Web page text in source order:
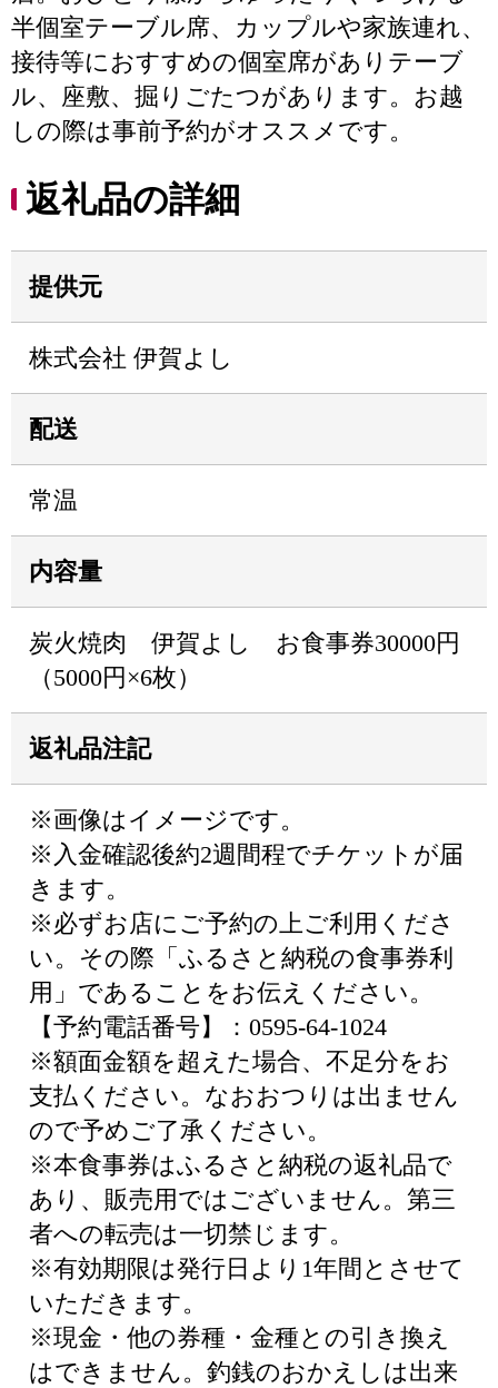
半個室テーブル席、カップルや家族連れ、
接待等におすすめの個室席がありテーブ
ル、座敷、掘りごたつがあります。お越
しの際は事前予約がオススメです。
返礼品の詳細
提供元
株式会社 伊賀よし
配送
常温
内容量
炭火焼肉 伊賀よし お食事券30000円
（5000円×6枚）
返礼品注記
※画像はイメージです。
※入金確認後約2週間程でチケットが届
きます。
※必ずお店にご予約の上ご利用くださ
い。その際「ふるさと納税の食事券利
用」であることをお伝えください。
【予約電話番号】：0595-64-1024
※額面金額を超えた場合、不足分をお
支払ください。なおおつりは出ません
ので予めご了承ください。
※本食事券はふるさと納税の返礼品で
あり、販売用ではございません。第三
者への転売は一切禁じます。
※有効期限は発行日より1年間とさせて
いただきます。
※現金・他の券種・金種との引き換え
はできません。釣銭のおかえしは出来